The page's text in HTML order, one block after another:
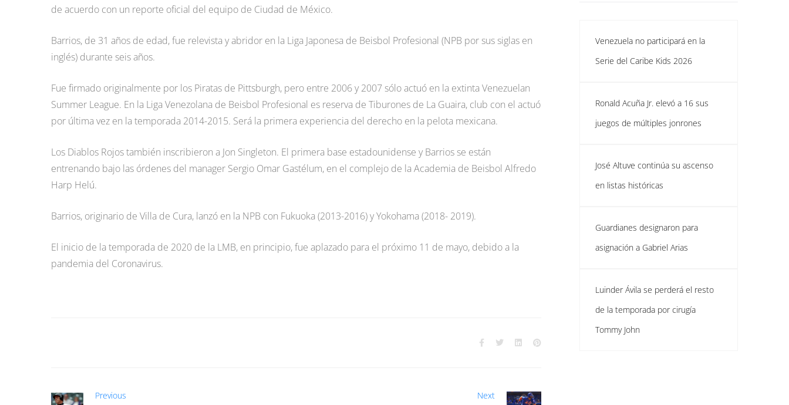
de acuerdo con un reporte oficial del equipo de Ciudad de México.
Barrios, de 31 años de edad, fue relevista y abridor en la Liga Japonesa de Beisbol Profesional (NPB por sus siglas en
inglés) durante seis años.
Fue firmado originalmente por los Piratas de Pittsburgh, pero entre 2006 y 2007 sólo actuó en la extinta Venezuelan
Summer League. En la Liga Venezolana de Beisbol Profesional es reserva de Tiburones de La Guaira, club con el actuó
por última vez en la temporada 2014-2015. Será la primera experiencia del derecho en la pelota mexicana.
Los Diablos Rojos también inscribieron a Jon Singleton. El primera base estadounidense y Barrios se están
entrenando bajo las órdenes del manager Sergio Omar Gastélum, en el complejo de la Academia de Beisbol Alfredo
Harp Helú.
Barrios, originario de Villa de Cura, lanzó en la NPB con Fukuoka (2013-2016) y Yokohama (2018- 2019).
El inicio de la temporada de 2020 de la LMB, en principio, fue aplazado para el próximo 11 de mayo, debido a la
pandemia del Coronavirus.
Previous Next
Venezuela no participará en la
Serie del Caribe Kids 2026
Ronald Acuña Jr. elevó a 16 sus
juegos de múltiples jonrones
José Altuve continúa su ascenso
en listas históricas
Guardianes designaron para
asignación a Gabriel Arias
Luinder Ávila se perderá el resto
de la temporada por cirugía
Tommy John